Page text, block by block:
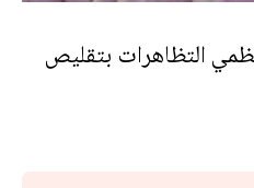
التظاهرات بتقليص